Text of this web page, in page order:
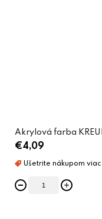
Akrylová farba
€4,09